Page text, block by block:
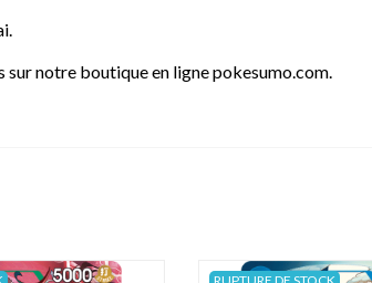
sur notre boutique en ligne pokesumo.com.